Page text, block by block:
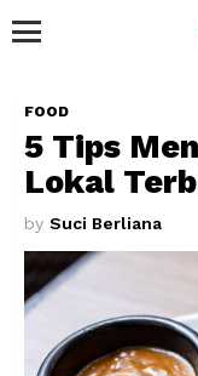
FOOD
5 Tips
Lokal
by Suci Berliana